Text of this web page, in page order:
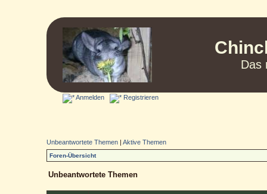
Das
Anmelden Registrieren
Unbeantwortete Themen |Aktive Themen
Foren-Übersicht
Unbeantwortete Themen